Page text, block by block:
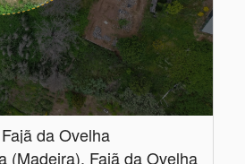
da Ovelha
(Madeira), Fajã da Ovelha